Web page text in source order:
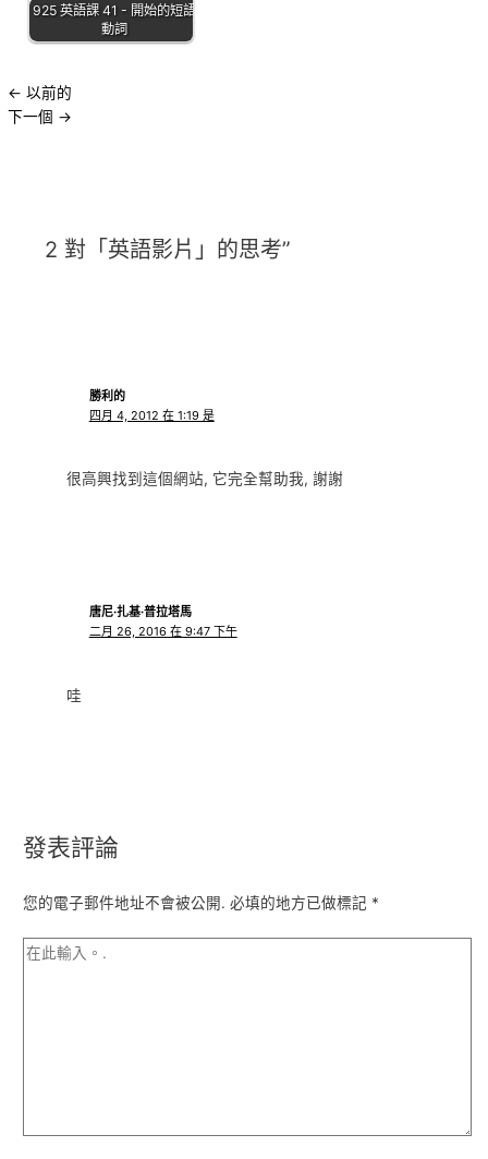
925 英語課 41 - 開始的短語
動詞
← 以前的
下一個 →
2 對「英語影片」的思考”
勝利的
四月 4, 2012 在 1:19 是
很高興找到這個網站, 它完全幫助我, 謝謝
唐尼·扎基·普拉塔馬
二月 26, 2016 在 9:47 下午
哇
發表評論
您的電子郵件地址不會被公開. 必填的地方已做標記 *